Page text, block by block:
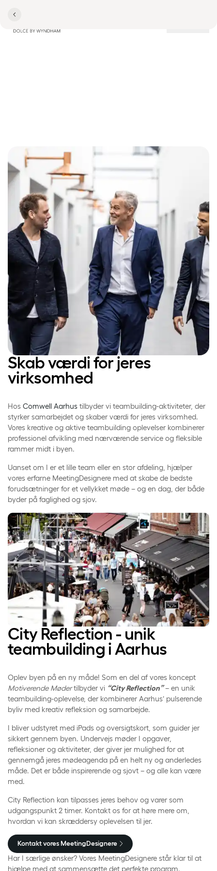
Skab værdi for jeres
virksomhed
Hos Comwell Aarhus tilbyder vi teambuilding-aktiviteter, der
styrker samarbejdet og skaber værdi for jeres virksomhed.
Vores kreative og aktive teambuilding oplevelser kombinerer
professionel afvikling med nærværende service og fleksible
rammer midt i byen.
Uanset om I er et lille team eller en stor afdeling, hjælper
vores erfarne MeetingDesignere med at skabe de bedste
forudsætninger for et vellykket møde – og en dag, der både
byder på faglighed og sjov.
City Reflection - unik
teambuilding i Aarhus
Oplev byen på en ny måde! Som en del af vores koncept
Motiverende Mødertilbyder vi “City Reflection”– en unik
teambuilding-oplevelse, der kombinerer Aarhus’ pulserende
byliv med kreativ refleksion og samarbejde.
I bliver udstyret med iPads og oversigtskort, som guider jer
sikkert gennem byen. Undervejs møder I opgaver,
refleksioner og aktiviteter, der giver jer mulighed for at
gennemgå jeres mødeagenda på en helt ny og anderledes
måde. Det er både inspirerende og sjovt – og alle kan være
med.
City Reflection kan tilpasses jeres behov og varer som
udgangspunkt 2 timer. Kontakt os for at høre mere om,
hvordan vi kan skræddersy oplevelsen til jer.
Kontakt vores MeetingDesignere
Har I særlige ønsker? Vores MeetingDesignere står klar til at
hjælpe med at sammensætte det perfekte program.